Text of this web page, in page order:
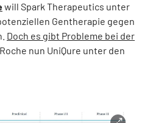
will Spark Therapeutics unter
Gentherapie gegen
Doch es gibt Probleme bei der
Roche nun UniQure unter den